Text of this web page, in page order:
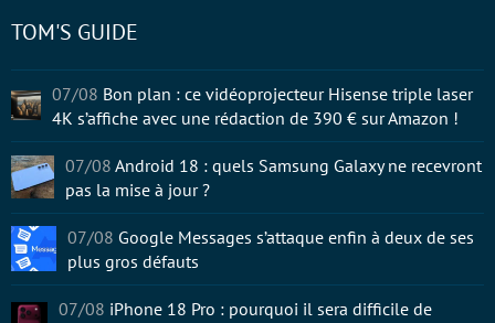
TOM'S GUIDE
07/08 Bon plan : ce vidéoprojecteur Hisense triple laser
4K s’affiche avec une rédaction de 390 € sur Amazon !
07/08 Android 18 : quels Samsung Galaxy ne recevront
pas la mise à jour ?
07/08 Google Messages s’attaque enfin à deux de ses
plus gros défauts
07/08 iPhone 18 Pro : pourquoi il sera difficile de